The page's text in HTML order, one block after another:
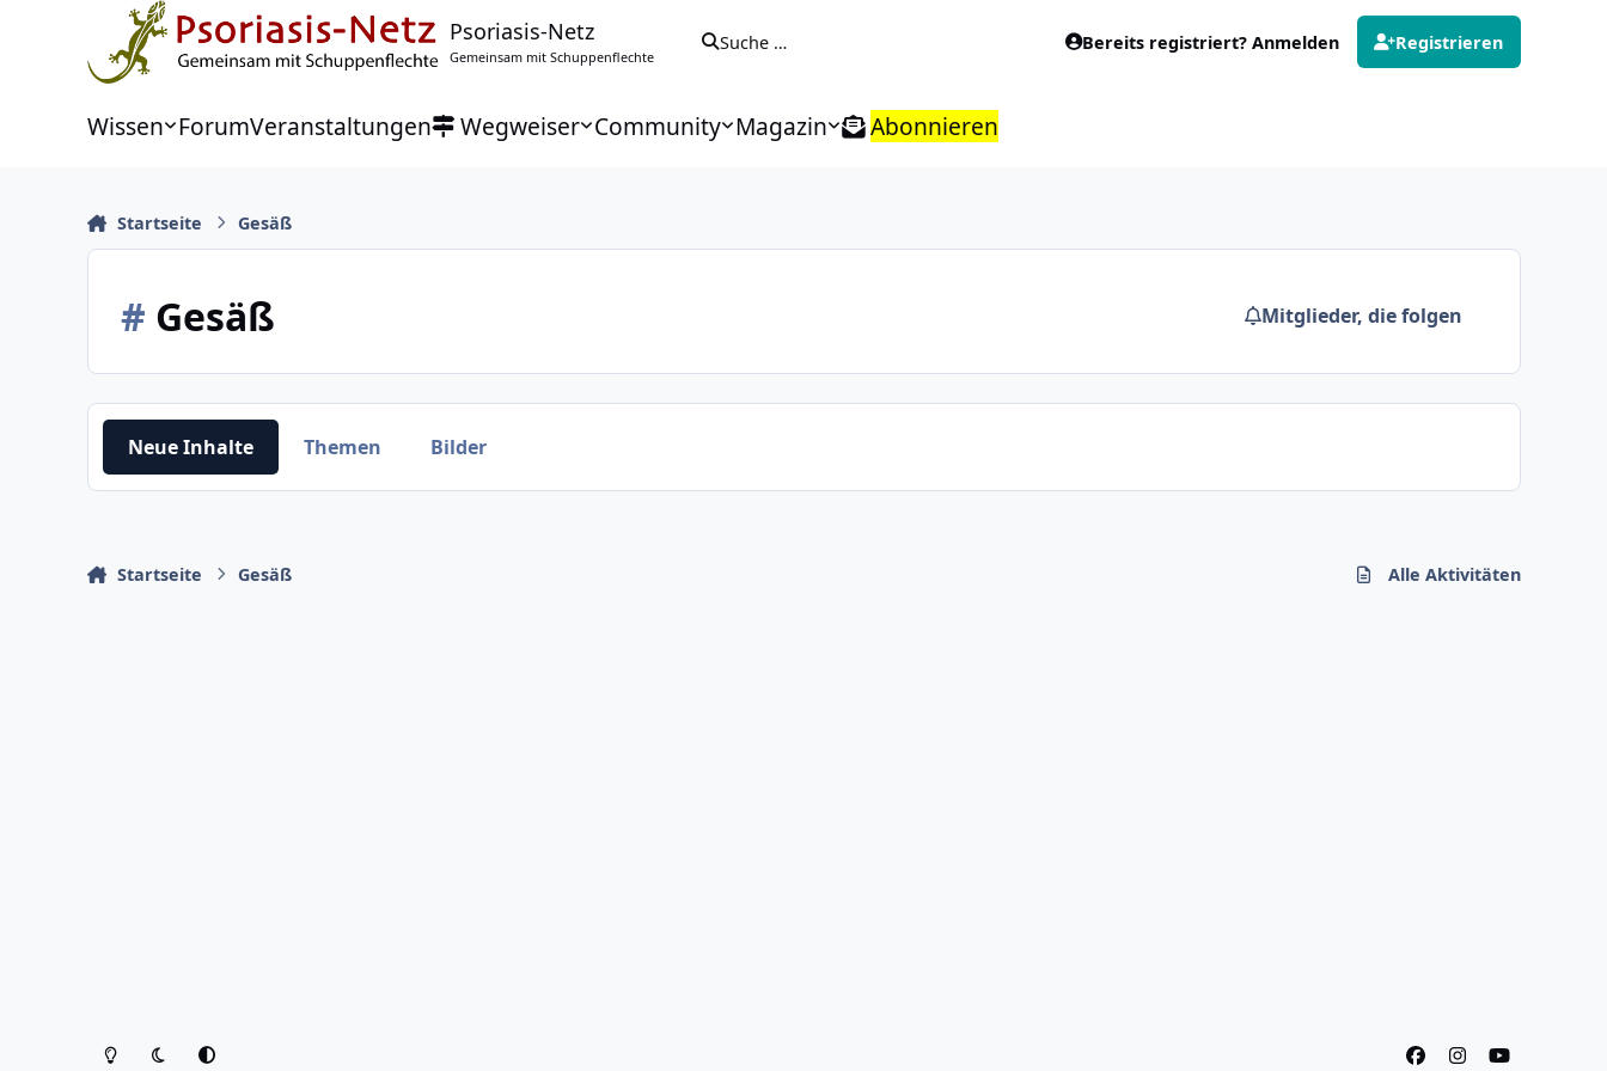
Zu Inhalt springen
Psoriasis-Netz
Gemeinsam mit Schuppenflechte
Suche … Bereits registriert? Anmelden Registrieren
Wissen ForumVeranstaltungen Wegweiser Community Magazin Abonnieren
Startseite Gesäß
# Gesäß Mitglieder, die folgen
Neue Inhalte Themen Bilder
Startseite Gesäß Alle Aktivitäten
Heller ModusDunkler Modus
Systemeinstellung